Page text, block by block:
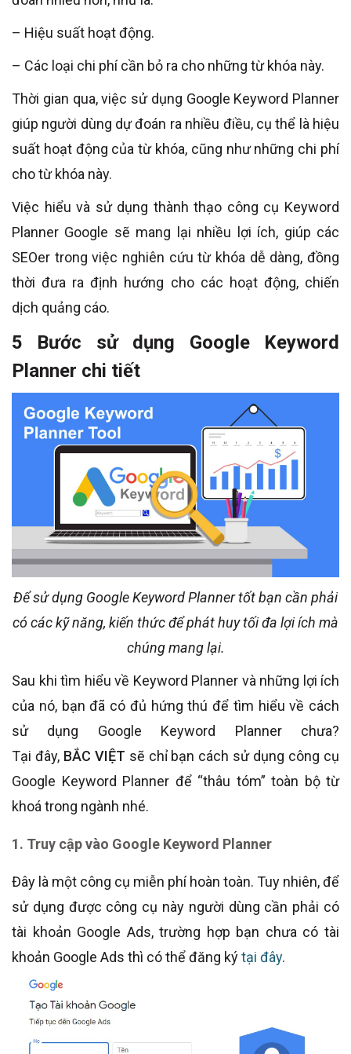
– Hiệu suất hoạt động.
– Các loại chi phí cần bỏ ra cho những từ khóa này.
Thời gian qua, việc sử dụng Google Keyword Planner
giúp người dùng dự đoán ra nhiều điều, cụ thể là hiệu
suất hoạt động của từ khóa, cũng như những chi phí
cho từ khóa này.
Việc hiểu và sử dụng thành thạo công cụ Keyword
Planner Google sẽ mang lại nhiều lợi ích, giúp các
SEOer trong việc nghiên cứu từ khóa dễ dàng, đồng
thời đưa ra định hướng cho các hoạt động, chiến
dịch quảng cáo.
5 Bước sử dụng Google Keyword
Planner chi tiết
Để sử dụng Google Keyword Planner tốt bạn cần phải
có các kỹ năng, kiến thức để phát huy tối đa lợi ích mà
chúng mang lại.
Sau khi tìm hiểu về Keyword Planner và những lợi ích
của nó, bạn đã có đủ hứng thú để tìm hiểu về cách
sử dụng Google Keyword Planner chưa?
Tại đây, BẮC VIỆT sẽ chỉ bạn cách sử dụng công cụ
Google Keyword Planner để “thâu tóm” toàn bộ từ
khoá trong ngành nhé.
1. Truy cập vào Google Keyword Planner
Đây là một công cụ miễn phí hoàn toàn. Tuy nhiên, để
sử dụng được công cụ này người dùng cần phải có
tài khoản Google Ads, trường hợp bạn chưa có tài
khoản Google Ads thì có thể đăng kýtại đây.